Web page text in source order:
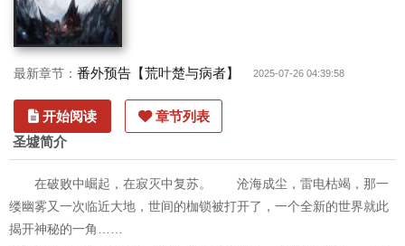
最新章节： 番外预告【荒叶楚与病者】 2025-07-26 04:39:58
开始阅读 章节列表
圣墟简介
在破败中崛起，在寂灭中复苏。 沧海成尘，雷电枯竭，那一
缕幽雾又一次临近大地，世间的枷锁被打开了，一个全新的世界就此
揭开神秘的一角……